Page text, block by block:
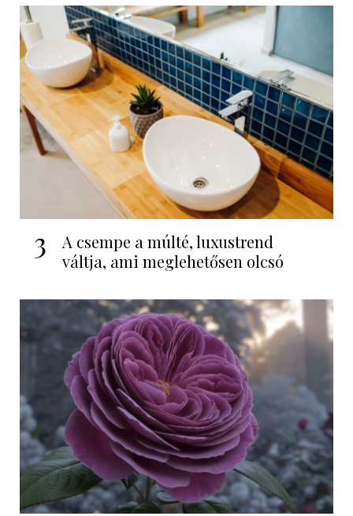
3
A csempe a múlté, luxustrend
váltja, ami meglehetősen olcsó